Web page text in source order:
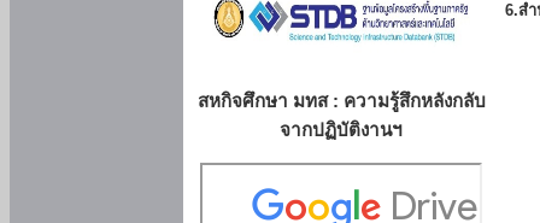
สหกิจศึกษา มทส : ความรู้สึกหลังกลับ
จากปฏิบัติงานฯ
6.ส